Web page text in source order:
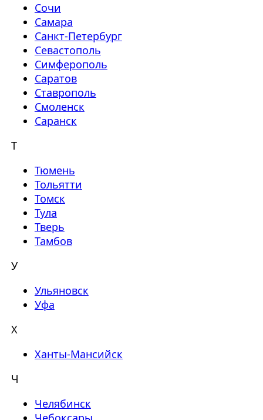
Сочи
Самара
Санкт-Петербург
Севастополь
Симферополь
Саратов
Ставрополь
Смоленск
Саранск
Т
Тюмень
Тольятти
Томск
Тула
Тверь
Тамбов
У
Ульяновск
Уфа
Х
Ханты-Мансийск
Ч
Челябинск